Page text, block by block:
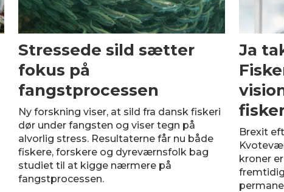
Stressede sild sætter
fokus på
fangstprocessen
Ny forskning viser, at sild fra dansk fiskeri
dør under fangsten og viser tegn på
alvorlig stress. Resultaterne får nu både
fiskere, forskere og dyreværnsfolk bag
studiet til at kigge nærmere på
fangstprocessen.
Ja
Brexit
kroner